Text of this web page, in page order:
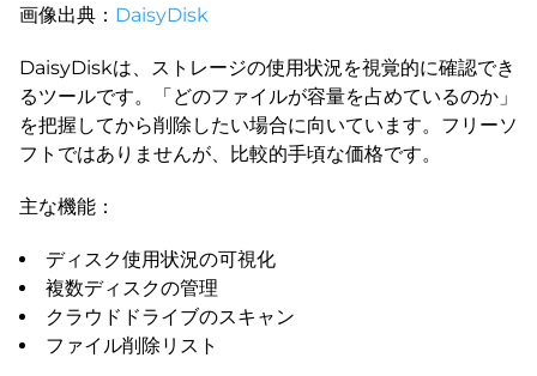
画像出典： DaisyDisk
DaisyDiskは、ストレージの使用状況を視覚的に確認でき
るツールです。「どのファイルが容量を占めているのか」
を把握してから削除したい場合に向いています。フリーソ
フトではありませんが、比較的手頃な価格です。
主な機能：
ディスク使用状況の可視化
複数ディスクの管理
クラウドドライブのスキャン
ファイル削除リスト